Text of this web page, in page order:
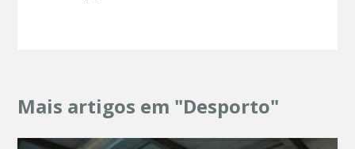
Mais artigos em "Desporto"